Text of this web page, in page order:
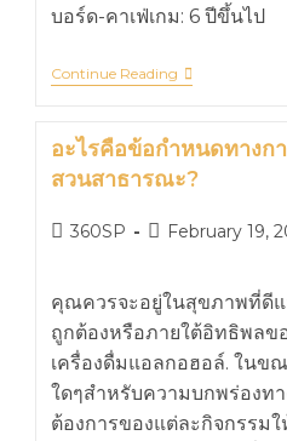
บอร์ด-คาเฟ่เกม: 6 ปีขึ้นไป
Continue Reading
อะไรคือข้อกำหนดทางก
สวนสาธารณะ?
360SP February 19,
คุณควรจะอยู่ในสุขภาพที่ดีแ
ถูกต้องหรือภายใต้อิทธิพลข
เครื่องดื่มแอลกอฮอล์. ในข
ใดๆสำหรับความบกพร่องท
ต้องการของแต่ละกิจกรรม